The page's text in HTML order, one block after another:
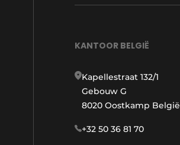
KANTOOR BELGIË
Kapellestraat 132/1
Gebouw G
8020 Oostkamp België
+32 50 36 81 70